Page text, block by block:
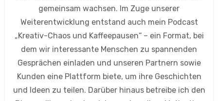
gemeinsam wachsen. Im Zuge unserer
Weiterentwicklung entstand auch mein Podcast
„Kreativ-Chaos und Kaffeepausen“ – ein Format, bei
dem wir interessante Menschen zu spannenden
Gesprächen einladen und unseren Partnern sowie
Kunden eine Plattform biete, um ihre Geschichten
und Ideen zu teilen. Darüber hinaus betreibe ich den